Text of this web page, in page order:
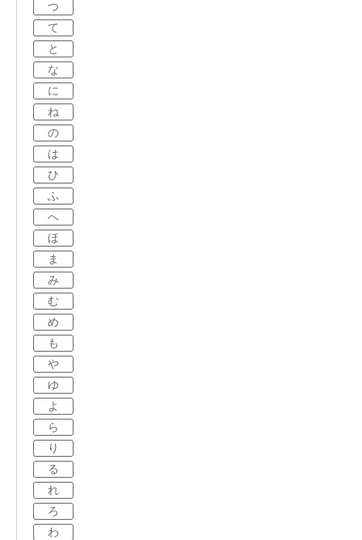
つ
て
と
な
に
ね
の
は
ひ
ふ
へ
ほ
ま
み
む
め
も
や
ゆ
よ
ら
り
る
れ
ろ
わ